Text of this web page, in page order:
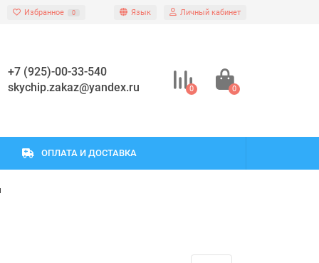
Избранное 0 Язык Личный кабинет
+7 (925)-00-33-540
skychip.zakaz@yandex.ru
0 0
ОПЛАТА И ДОСТАВКА